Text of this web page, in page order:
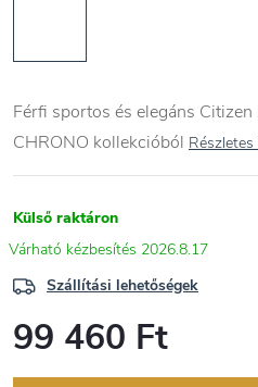
Férfi sportos és elegáns
CHRONO kollekcióból
Külső raktáron
2026.8.17
Szállítási lehetőségek
99 460 Ft